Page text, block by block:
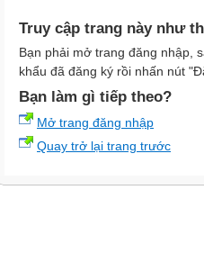
Truy cập trang này như
Bạn phải mở trang đăng nhập,
khẩu đã đăng ký rồi nhấn nút
Bạn làm gì tiếp theo?
Mở trang đăng nhập
Quay trở lại trang trước